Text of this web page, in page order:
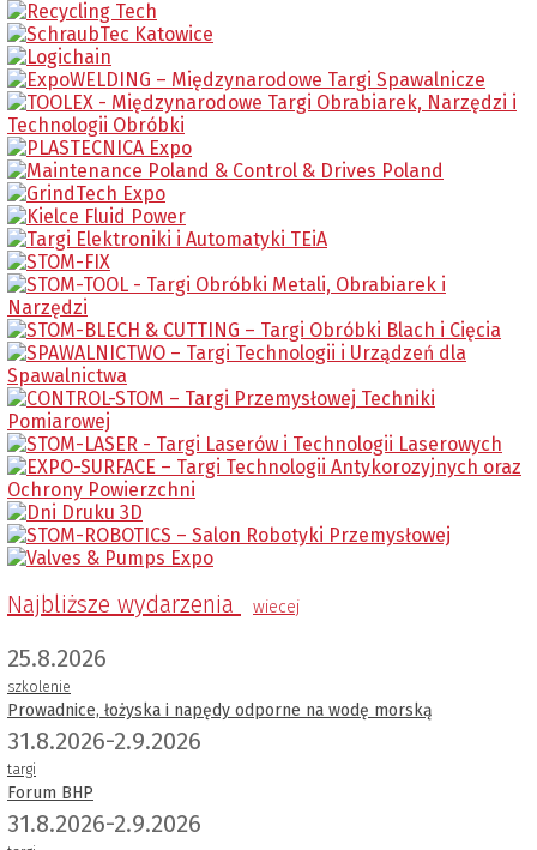
Najbliższe wydarzenia wiecej
25.8.2026
szkolenie
Prowadnice, łożyska i napędy odporne na wodę morską
31.8.2026-2.9.2026
targi
Forum BHP
31.8.2026-2.9.2026